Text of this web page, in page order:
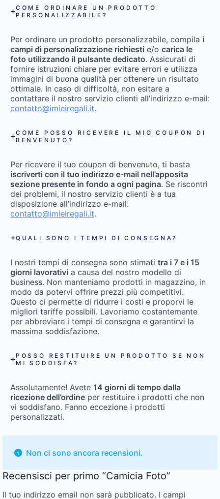
COME ORDINARE UN PRODOTTO
PERSONALIZZABILE?
Per ordinare un prodotto personalizzabile, compila i
campi di personalizzazione richiesti e/o carica le
foto utilizzando il pulsante dedicato. Assicurati di
fornire istruzioni chiare per evitare errori e utilizza
immagini di buona qualità per ottenere un risultato
ottimale. In caso di difficoltà, non esitare a
contattare il nostro servizio clienti all’indirizzo e-mail:
contatto@imieiregali.it.
COME POSSO RICEVERE IL MIO COUPON DI
BENVENUTO?
Per ricevere il tuo coupon di benvenuto, ti basta
iscriverti con il tuo indirizzo e-mail nell’apposita
sezione presente in fondo a ogni pagina. Se riscontri
dei problemi, il nostro servizio clienti è a tua
disposizione all’indirizzo e-mail:
contatto@imieiregali.it.
QUALI SONO I TEMPI DI CONSEGNA?
I nostri tempi di consegna sono stimati tra i 7 e i 15
giorni lavorativi a causa del nostro modello di
business. Non manteniamo prodotti in magazzino, in
modo da potervi offrire prezzi più competitivi.
Questo ci permette di ridurre i costi e proporvi le
migliori tariffe possibili. Lavoriamo costantemente
per abbreviare i tempi di consegna e garantirvi la
massima soddisfazione.
POSSO RESTITUIRE UN PRODOTTO SE NON
MI SODDISFA?
Assolutamente! Avete 14 giorni di tempo dalla
ricezione dell’ordine per restituire i prodotti che non
vi soddisfano. Fanno eccezione i prodotti
personalizzati.
Non ci sono ancora recensioni.
Recensisci per primo “Camicia Foto”
Il tuo indirizzo email non sarà pubblicato. I campi